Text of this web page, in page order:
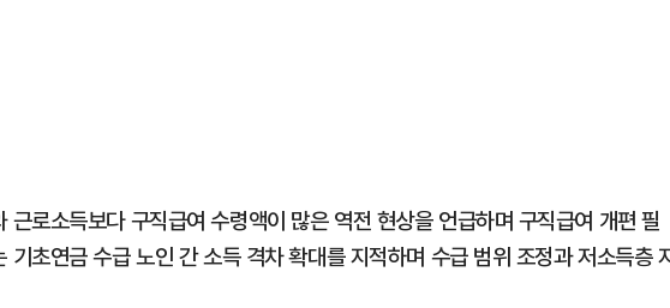
로소득보다 구직급여 수령액이 많은 역전 현상을 언급하며 구직급여 개편 필
초연금 수급 노인 간 소득 격차 확대를 지적하며 수급 범위 조정과 저소득층